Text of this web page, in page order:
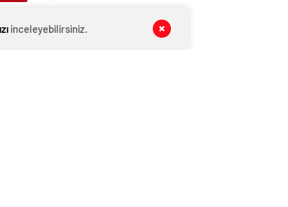
Tunç Soyer gözaltına alındı
inceleyebilirsiniz.